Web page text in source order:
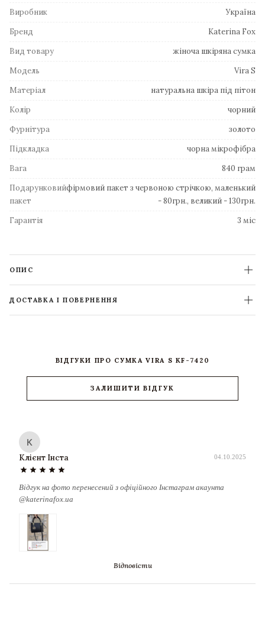
Виробник
Україна
Бренд
Katerina Fox
Вид товару
жіноча шкіряна сумка
Модель
Vira S
Матеріал
натуральна шкіра під пітон
Колір
чорний
Фурнітура
золото
Підкладка
чорна мікрофібра
Вага
840 грам
Подарунковий
пакет
фірмовий пакет з червоною стрічкою, маленький
- 80грн., великий - 130грн.
Гарантія
3 міс
ОПИС
ДОСТАВКА І ПОВЕРНЕННЯ
ВІДГУКИ ПРО СУМКА VIRA S KF-7420
ЗАЛИШИТИ ВІДГУК
К
Клієнт Інста
star star star star star
04.10.2025
Відгук на фото перенесений з офіційного Інстаграм акаунта
@katerinafox.ua
Відповісти